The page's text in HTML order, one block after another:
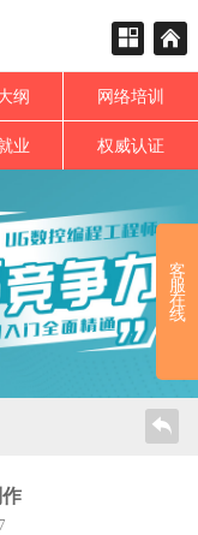
纲 网络培训
业 权威认证
客
服
在
线